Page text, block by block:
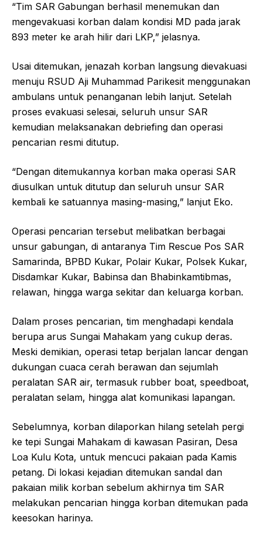
“Tim SAR Gabungan berhasil menemukan dan
mengevakuasi korban dalam kondisi MD pada jarak
893 meter ke arah hilir dari LKP,” jelasnya.
Usai ditemukan, jenazah korban langsung dievakuasi
menuju RSUD Aji Muhammad Parikesit menggunakan
ambulans untuk penanganan lebih lanjut. Setelah
proses evakuasi selesai, seluruh unsur SAR
kemudian melaksanakan debriefing dan operasi
pencarian resmi ditutup.
“Dengan ditemukannya korban maka operasi SAR
diusulkan untuk ditutup dan seluruh unsur SAR
kembali ke satuannya masing-masing,” lanjut Eko.
Operasi pencarian tersebut melibatkan berbagai
unsur gabungan, di antaranya Tim Rescue Pos SAR
Samarinda, BPBD Kukar, Polair Kukar, Polsek Kukar,
Disdamkar Kukar, Babinsa dan Bhabinkamtibmas,
relawan, hingga warga sekitar dan keluarga korban.
Dalam proses pencarian, tim menghadapi kendala
berupa arus Sungai Mahakam yang cukup deras.
Meski demikian, operasi tetap berjalan lancar dengan
dukungan cuaca cerah berawan dan sejumlah
peralatan SAR air, termasuk rubber boat, speedboat,
peralatan selam, hingga alat komunikasi lapangan.
Sebelumnya, korban dilaporkan hilang setelah pergi
ke tepi Sungai Mahakam di kawasan Pasiran, Desa
Loa Kulu Kota, untuk mencuci pakaian pada Kamis
petang. Di lokasi kejadian ditemukan sandal dan
pakaian milik korban sebelum akhirnya tim SAR
melakukan pencarian hingga korban ditemukan pada
keesokan harinya.